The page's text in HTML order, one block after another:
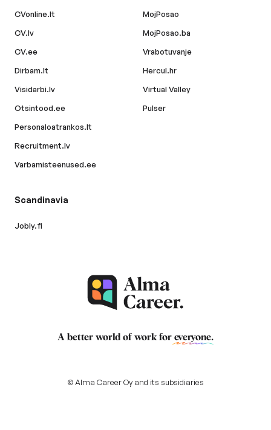
CVonline.lt
CV.lv
CV.ee
Dirbam.lt
Visidarbi.lv
Otsintood.ee
Personaloatrankos.lt
Recruitment.lv
Varbamisteenused.ee
MojPosao
MojPosao.ba
Vrabotuvanje
Hercul.hr
Virtual Valley
Pulser
Scandinavia
Jobly.fi
A better world of work for everyone.
© Alma Career Oy and its subsidiaries